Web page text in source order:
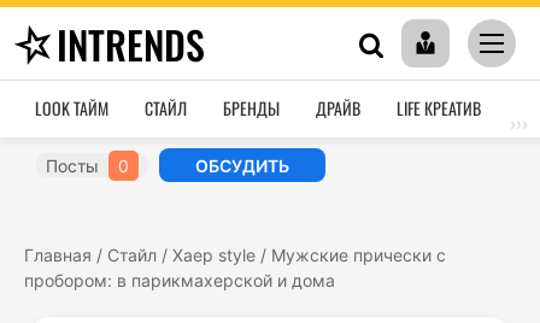
INTRENDS
LOOK ТАЙМ СТАЙЛ БРЕНДЫ ДРАЙВ LIFE КРЕАТИВ
›››
Посты 0 ОБСУДИТЬ
Главная / Стайл / Хаер style / Мужские прически с
пробором: в парикмахерской и дома